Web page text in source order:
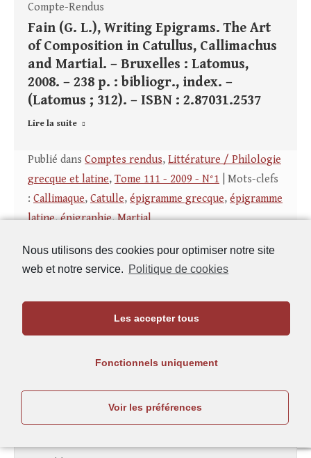
Nous utilisons des cookies pour optimiser notre site
web et notre service. Politique de cookies
Les accepter tous
Fonctionnels uniquement
Voir les préférences
Compte-Rendus
Fain (G. L.), Writing Epigrams. The Art
of Composition in Catullus, Callimachus
and Martial. – Bruxelles : Latomus,
2008. – 238 p. : bibliogr., index. –
(Latomus ; 312). – ISBN : 2.87031.2537
Lire la suite
Publié dans Comptes rendus, Littérature / Philologie
grecque et latine, Tome 111 - 2009 - N°1 | Mots-clefs
: Callimaque, Catulle, épigramme grecque, épigramme
latine,épigraphie,Martial
Recommandations aux auteurs